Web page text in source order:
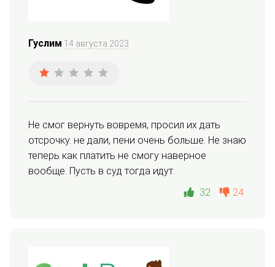
Гуслим 14 августа 2023
Не смог вернуть вовремя, просил их дать
отсрочку. не дали, пени очень больше. Не знаю
теперь как платить не смогу наверное
вообще. Пусть в суд тогда идут.
32
24